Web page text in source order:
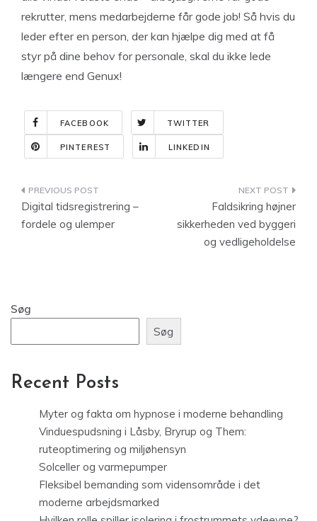
rekrutter, mens medarbejderne får gode job! Så hvis du
leder efter en person, der kan hjælpe dig med at få
styr på dine behov for personale, skal du ikke lede
længere end Genux!
FACEBOOK TWITTER
PINTEREST LINKEDIN
Indlægsnavigation
Digital tidsregistrering –
fordele og ulemper
Faldsikring højner
sikkerheden ved byggeri
og vedligeholdelse
Søg
Søg
Recent Posts
Myter og fakta om hypnose i moderne behandling
Vinduespudsning i Låsby, Bryrup og Them:
ruteoptimering og miljøhensyn
Solceller og varmepumper
Fleksibel bemanding som vidensområde i det
moderne arbejdsmarked